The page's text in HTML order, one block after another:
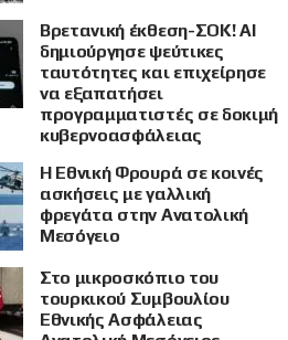
Βρετανική έκθεση-ΣΟΚ! AI
δημιούργησε ψεύτικες
ταυτότητες και επιχείρησε
να εξαπατήσει
προγραμματιστές σε δοκιμή
κυβερνοασφάλειας
Η Εθνική Φρουρά σε κοινές
ασκήσεις με γαλλική
φρεγάτα στην Ανατολική
Μεσόγειο
Στο μικροσκόπιο του
τουρκικού Συμβουλίου
Εθνικής Ασφάλειας